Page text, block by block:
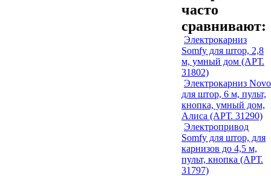
часто
сравнивают:
Электрокарниз
Somfy для штор, 2,8
м, умный дом (АРТ.
31802)
Электрокарниз Novo
для штор, 6 м, пульт,
кнопка, умный дом,
Алиса (АРТ. 31290)
Электропривод
Somfy для штор, для
карнизов до 4,5 м,
пульт, кнопка (АРТ.
31797)